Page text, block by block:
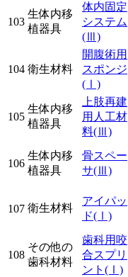
103
生体内移
植器具
体内固定
システム
(Ⅲ)
104 衛生材料
開腹術用
スポンジ
(Ⅰ)
105
生体内移
植器具
上肢再建
用人工材
料(Ⅲ)
106
生体内移
植器具
骨スペー
サ(Ⅲ)
107 衛生材料
アイパッ
ド(Ⅰ)
108
その他の
歯科材料
歯科用咬
合スプリ
ント (Ⅰ)